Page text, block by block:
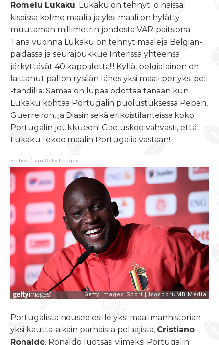
Romelu Lukaku. Lukaku on tehnyt jo näissä
kisoissa kolme maalia ja yksi maali on hylätty
muutaman millimetrin johdosta VAR-paitsiona.
Tänä vuonna Lukaku on tehnyt maaleja Belgian-
paidassa ja seurajoukkue Interissä yhteensä
järkyttävät 40 kappaletta!!! Kyllä, belgialainen on
laittanut pallon rysään lähes yksi maali per yksi peli
-tahdilla. Samaa on lupaa odottaa tänään kun
Lukaku kohtaa Portugalin puolustuksessa Pepen,
Guerreiron, ja Diasin sekä erikoistilanteissa koko
Portugalin joukkueen! Gee uskoo vahvasti, että
Lukaku tekee maalin Portugalia vastaan!
Embed from Getty Images
Portugalista nousee esille yksi maailmanhistorian
yksi kautta-aikain parhaista pelaajista, Cristiano
Ronaldo. Ronaldo luotsasi viimeksi Portugalin